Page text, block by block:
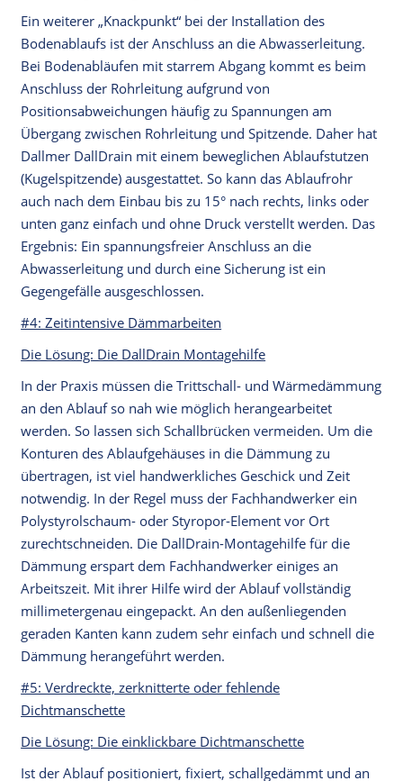
Ein weiterer „Knackpunkt“ bei der Installation des
Bodenablaufs ist der Anschluss an die Abwasserleitung.
Bei Bodenabläufen mit starrem Abgang kommt es beim
Anschluss der Rohrleitung aufgrund von
Positionsabweichungen häufig zu Spannungen am
Übergang zwischen Rohrleitung und Spitzende. Daher hat
Dallmer DallDrain mit einem beweglichen Ablaufstutzen
(Kugelspitzende) ausgestattet. So kann das Ablaufrohr
auch nach dem Einbau bis zu 15° nach rechts, links oder
unten ganz einfach und ohne Druck verstellt werden. Das
Ergebnis: Ein spannungsfreier Anschluss an die
Abwasserleitung und durch eine Sicherung ist ein
Gegengefälle ausgeschlossen.
#4: Zeitintensive Dämmarbeiten
Die Lösung: Die DallDrain Montagehilfe
In der Praxis müssen die Trittschall- und Wärmedämmung
an den Ablauf so nah wie möglich herangearbeitet
werden. So lassen sich Schallbrücken vermeiden. Um die
Konturen des Ablaufgehäuses in die Dämmung zu
übertragen, ist viel handwerkliches Geschick und Zeit
notwendig. In der Regel muss der Fachhandwerker ein
Polystyrolschaum- oder Styropor-Element vor Ort
zurechtschneiden. Die DallDrain-Montagehilfe für die
Dämmung erspart dem Fachhandwerker einiges an
Arbeitszeit. Mit ihrer Hilfe wird der Ablauf vollständig
millimetergenau eingepackt. An den außenliegenden
geraden Kanten kann zudem sehr einfach und schnell die
Dämmung herangeführt werden.
#5: Verdreckte, zerknitterte oder fehlende
Dichtmanschette
Die Lösung: Die einklickbare Dichtmanschette
Ist der Ablauf positioniert, fixiert, schallgedämmt und an